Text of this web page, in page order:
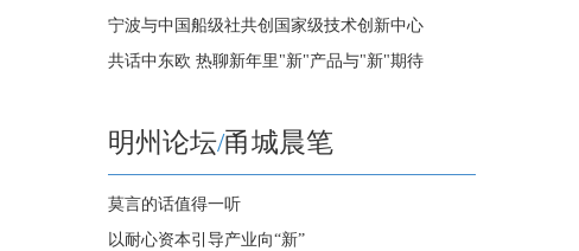
宁波与中国船级社共创国家级技术创新中心
共话中东欧 热聊新年里"新"产品与"新"期待
明州论坛/甬城晨笔
莫言的话值得一听
以耐心资本引导产业向“新”